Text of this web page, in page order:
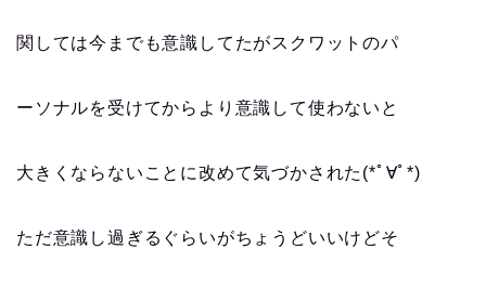
関しては今までも意識してたがスクワットのパ
ーソナルを受けてからより意識して使わないと
大きくならないことに改めて気づかされた(*ﾟ∀ﾟ*)
ただ意識し過ぎるぐらいがちょうどいいけどそ